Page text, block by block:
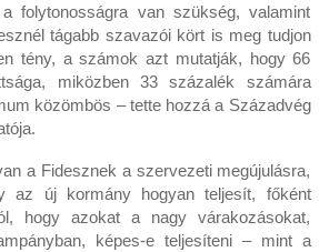
folytonosságra van szükség, valamint
tágabb szavazói kört is meg tudjon
tény, a számok azt mutatják, hogy 66
miközben 33 százalék számára
közömbös – tette hozzá a Századvég
a Fidesznek a szervezeti megújulásra,
az új kormány hogyan teljesít, főként
hogy azokat a nagy várakozásokat,
képes-e teljesíteni – mint a